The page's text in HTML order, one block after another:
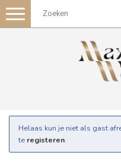
Toggle
navigation
Helaas kun je niet als gast
te registeren.